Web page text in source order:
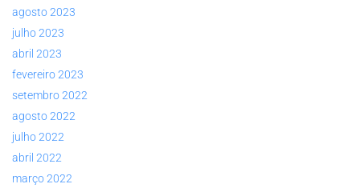
agosto 2023
julho 2023
abril 2023
fevereiro 2023
setembro 2022
agosto 2022
julho 2022
abril 2022
março 2022